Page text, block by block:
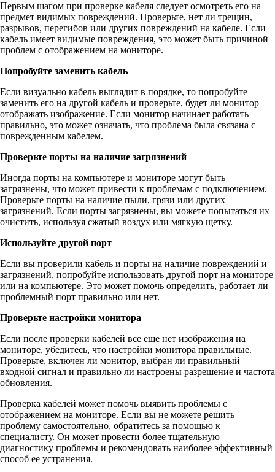
Первым шагом при проверке кабеля следует осмотреть его на
предмет видимых повреждений. Проверьте, нет ли трещин,
разрывов, перегибов или других повреждений на кабеле. Если
кабель имеет видимые повреждения, это может быть причиной
проблем с отображением на мониторе.
Попробуйте заменить кабель
Если визуально кабель выглядит в порядке, то попробуйте
заменить его на другой кабель и проверьте, будет ли монитор
отображать изображение. Если монитор начинает работать
правильно, это может означать, что проблема была связана с
поврежденным кабелем.
Проверьте порты на наличие загрязнений
Иногда порты на компьютере и мониторе могут быть
загрязнены, что может привести к проблемам с подключением.
Проверьте порты на наличие пыли, грязи или других
загрязнений. Если порты загрязнены, вы можете попытаться их
очистить, используя сжатый воздух или мягкую щетку.
Используйте другой порт
Если вы проверили кабель и порты на наличие повреждений и
загрязнений, попробуйте использовать другой порт на мониторе
или на компьютере. Это может помочь определить, работает ли
проблемный порт правильно или нет.
Проверьте настройки монитора
Если после проверки кабелей все еще нет изображения на
мониторе, убедитесь, что настройки монитора правильные.
Проверьте, включен ли монитор, выбран ли правильный
входной сигнал и правильно ли настроены разрешение и частота
обновления.
Проверка кабелей может помочь выявить проблемы с
отображением на мониторе. Если вы не можете решить
проблему самостоятельно, обратитесь за помощью к
специалисту. Он может провести более тщательную
диагностику проблемы и рекомендовать наиболее эффективный
способ ее устранения.